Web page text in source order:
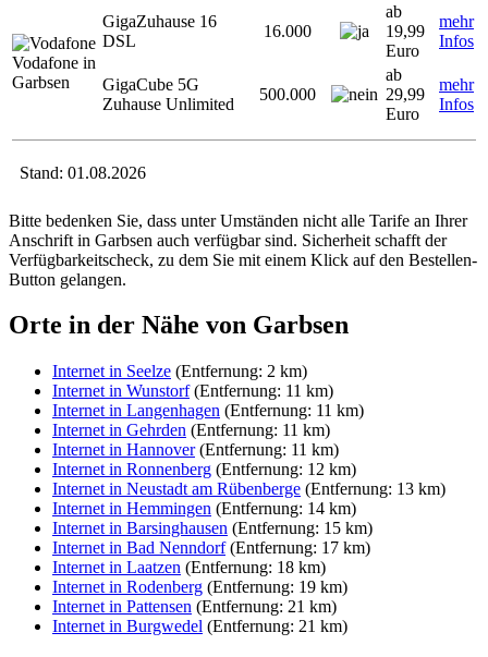
Vodafone in
Garbsen
GigaZuhause 16
DSL
16.000
ab
19,99
Euro
mehr
Infos
GigaCube 5G
Zuhause Unlimited
500.000
ab
29,99
Euro
mehr
Infos
Stand: 01.08.2026
Bitte bedenken Sie, dass unter Umständen nicht alle Tarife an Ihrer
Anschrift in Garbsen auch verfügbar sind. Sicherheit schafft der
Verfügbarkeitscheck, zu dem Sie mit einem Klick auf den Bestellen-
Button gelangen.
Orte in der Nähe von Garbsen
Internet in Seelze (Entfernung: 2 km)
Internet in Wunstorf(Entfernung: 11 km)
Internet in Langenhagen (Entfernung: 11 km)
Internet in Gehrden (Entfernung: 11 km)
Internet in Hannover(Entfernung: 11 km)
Internet in Ronnenberg (Entfernung: 12 km)
Internet in Neustadt am Rübenberge (Entfernung: 13 km)
Internet in Hemmingen (Entfernung: 14 km)
Internet in Barsinghausen (Entfernung: 15 km)
Internet in Bad Nenndorf(Entfernung: 17 km)
Internet in Laatzen (Entfernung: 18 km)
Internet in Rodenberg (Entfernung: 19 km)
Internet in Pattensen (Entfernung: 21 km)
Internet in Burgwedel (Entfernung: 21 km)